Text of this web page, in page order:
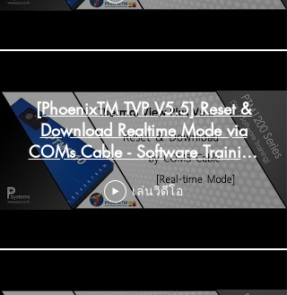
[PhoenixTM TVP V5.5] Reset &
Download Realtime Mode via
COMs Cable - Software Training
l PP Systems
เล่นวิดีโอ